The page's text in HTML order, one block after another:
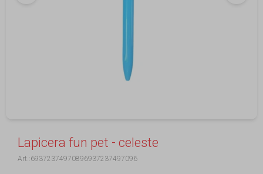
Lapicera fun pet - celeste
69372374970896937237497096